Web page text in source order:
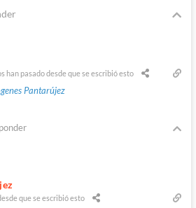
han pasado desde que se escribió esto
Pantarújez
que se escribió esto